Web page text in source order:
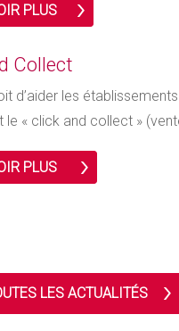
PLUS
Collect
d’aider les
le « click and collect »
PLUS
LES ACTUALITÉS